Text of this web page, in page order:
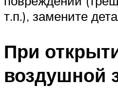
т.п.), замените
При
воздушной